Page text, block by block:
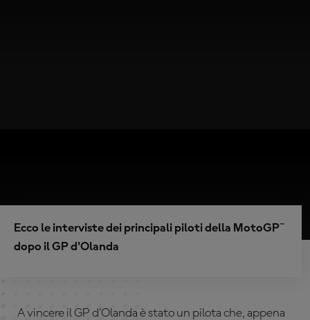
Ecco le interviste dei principali piloti della MotoGP™
dopo il GP d'Olanda
A vincere il GP d’Olanda è stato un pilota che, appena